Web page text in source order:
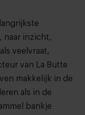
naar inzicht,
veelvraat,
van La Butte
makkelijk in de
als in de
bankje